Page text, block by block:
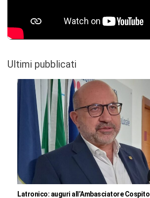
Ultimi pubblicati
Latronico: auguri all’Ambasciatore Cospito